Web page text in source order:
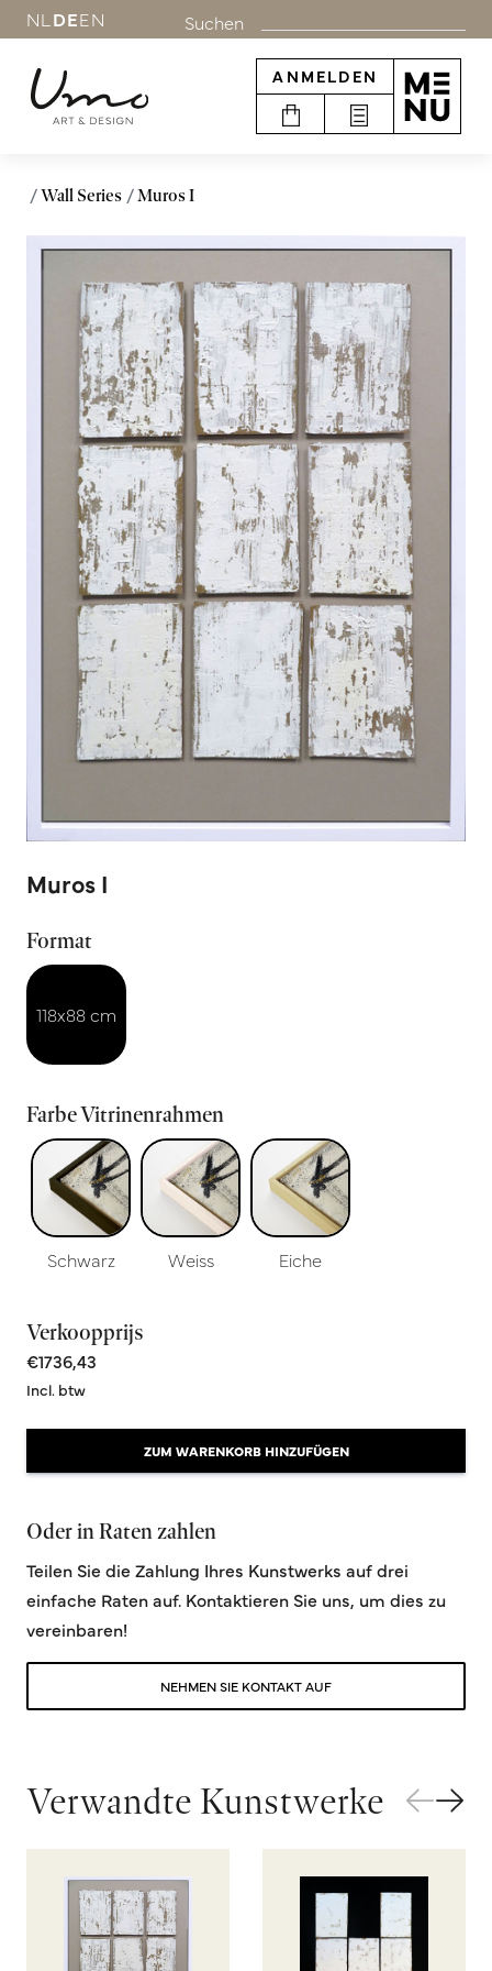
NL DEEN Suchen
ANMELDEN
Wall Series Muros I
Muros I
Format
118x88 cm
Farbe Vitrinenrahmen
Schwarz Weiss Eiche
Verkoopprijs
€1736,43
Incl. btw
ZUM WARENKORB HINZUFÜGEN
Oder in Raten zahlen
Teilen Sie die Zahlung Ihres Kunstwerks auf drei
einfache Raten auf. Kontaktieren Sie uns, um dies zu
vereinbaren!
NEHMEN SIE KONTAKT AUF
Verwandte Kunstwerke